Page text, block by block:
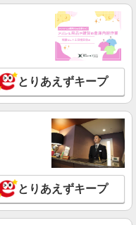
とりあえずキープ
とりあえずキープ